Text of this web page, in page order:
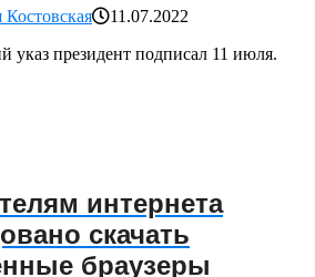
11.07.2022
указ президент подписал 11 июля.
интернета
скачать
браузеры